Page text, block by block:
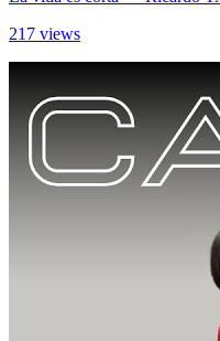
217 views